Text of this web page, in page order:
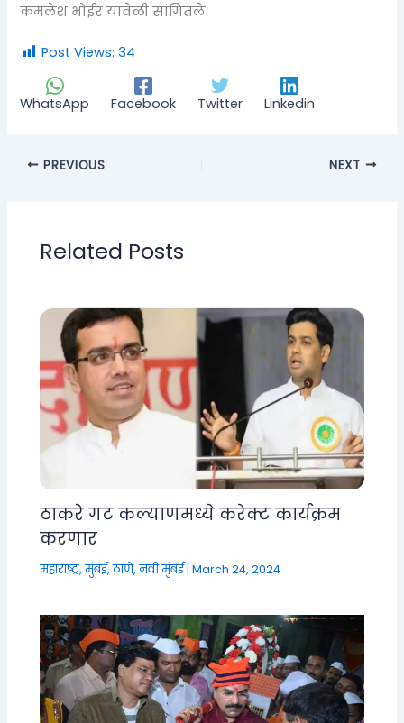
कमलेश भोईर यावेळी सांगितले.
Post Views: 34
WhatsApp Facebook Twitter Linkedin
PREVIOUS NEXT
Related Posts
ठाकरे गट कल्याणमध्ये करेक्ट कार्यक्रम
करणार
महाराष्ट्र,मुंबई, ठाणे, नवी मुंबई|March 24, 2024